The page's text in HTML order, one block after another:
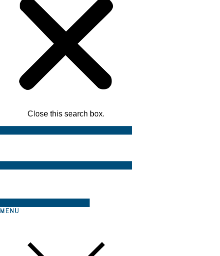
Close this search box.
MENU